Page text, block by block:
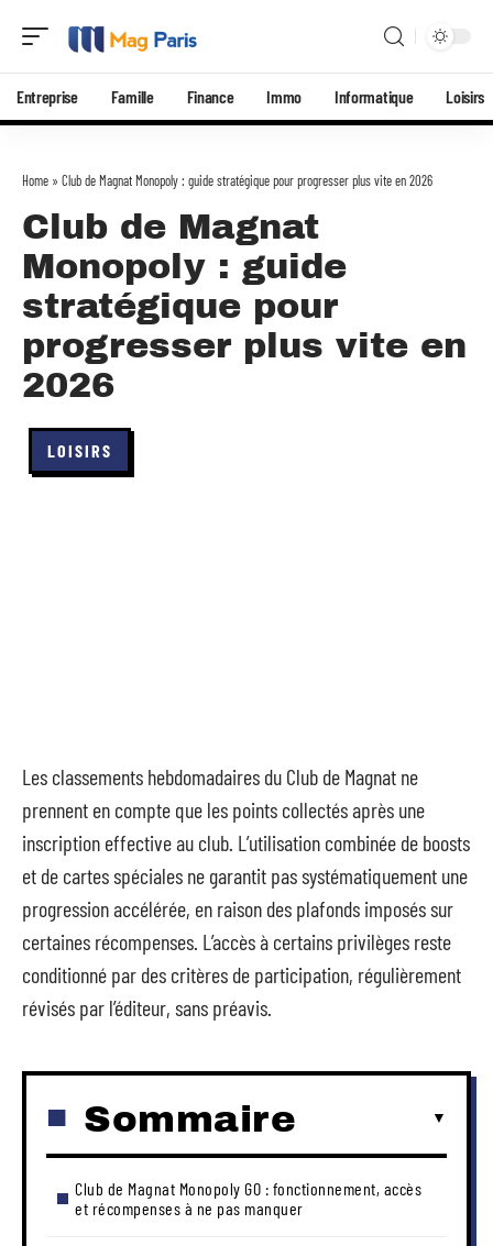
Entreprise Famille Finance Immo Informatique Loisirs
Home » Club de Magnat Monopoly : guide stratégique pour progresser plus vite en 2026
Club de Magnat
Monopoly : guide
stratégique pour
progresser plus vite en
2026
LOISIRS
Les classements hebdomadaires du Club de Magnat ne
prennent en compte que les points collectés après une
inscription effective au club. L’utilisation combinée de boosts
et de cartes spéciales ne garantit pas systématiquement une
progression accélérée, en raison des plafonds imposés sur
certaines récompenses. L’accès à certains privilèges reste
conditionné par des critères de participation, régulièrement
révisés par l’éditeur, sans préavis.
Sommaire
Club de Magnat Monopoly GO : fonctionnement, accès
et récompenses à ne pas manquer